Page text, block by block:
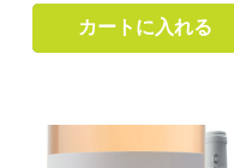
カートに入れる